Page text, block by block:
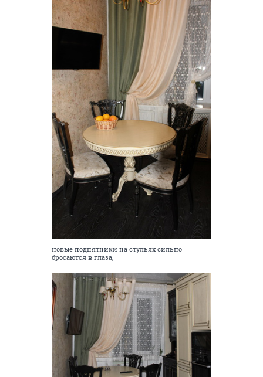
новые подпятники на стульях сильно
бросаются в глаза,